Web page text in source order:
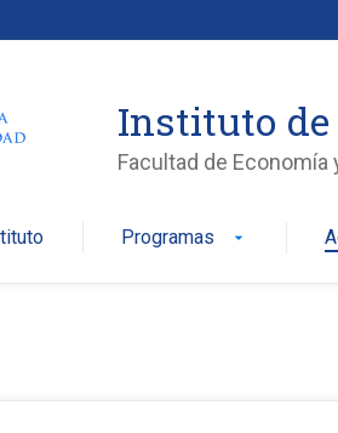
Instituto
Facultad de Economía
Programas arrow_drop_down